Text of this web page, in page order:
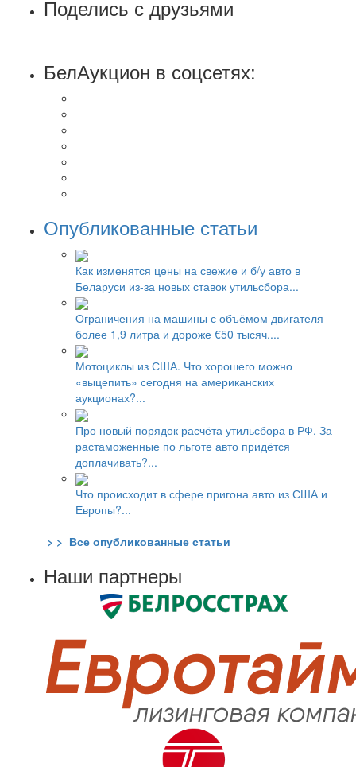
Поделись с друзьями
БелАукцион в соцсетях:
Опубликованные статьи
Как изменятся цены на свежие и б/у авто в
Беларуси из-за новых ставок утильсбора...
Ограничения на машины с объёмом двигателя
более 1,9 литра и дороже €50 тысяч....
Мотоциклы из США. Что хорошего можно
«выцепить» сегодня на американских
аукционах?...
Про новый порядок расчёта утильсбора в РФ. За
растаможенные по льготе авто придётся
доплачивать?...
Что происходит в сфере пригона авто из США и
Европы?...
> > Все опубликованные статьи
Наши партнеры